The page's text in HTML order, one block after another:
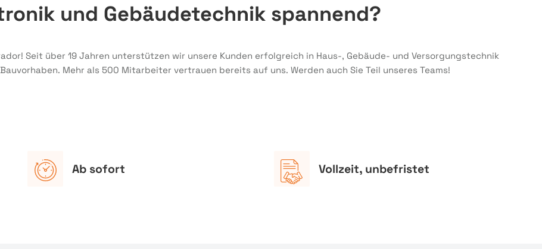
und Gebäudetechnik spannend?
Seit über 19 Jahren unterstützen wir unsere Kunden erfolgreich in Haus-, Gebäude- und Versorgungstechnik
Mehr als 500 Mitarbeiter vertrauen bereits auf uns. Werden auch Sie Teil unseres Teams!
Ab sofort Vollzeit, unbefristet